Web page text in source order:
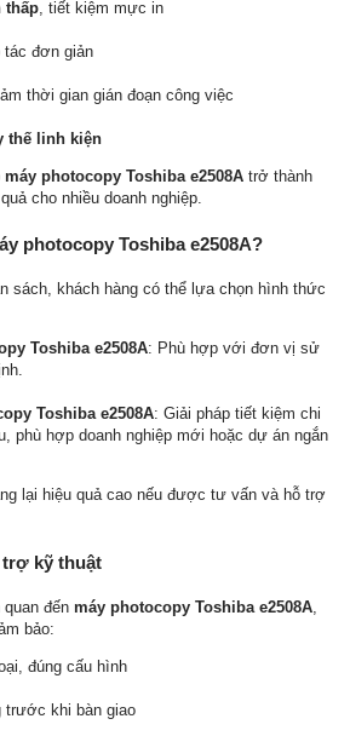
thấp, tiết kiệm mực in
tác đơn giản
thời gian gián đoạn công việc
thế linh kiện
máy photocopy Toshiba e2508A trở thành
cho nhiều doanh nghiệp.
photocopy Toshiba e2508A?
sách, khách hàng có thể lựa chọn hình thức
Toshiba e2508A: Phù hợp với đơn vị sử
Toshiba e2508A: Giải pháp tiết kiệm chi
phù hợp doanh nghiệp mới hoặc dự án ngắn
lại hiệu quả cao nếu được tư vấn và hỗ trợ
trợ kỹ thuật
đến máy photocopy Toshiba e2508A,
bảo:
đúng cấu hình
trước khi bàn giao